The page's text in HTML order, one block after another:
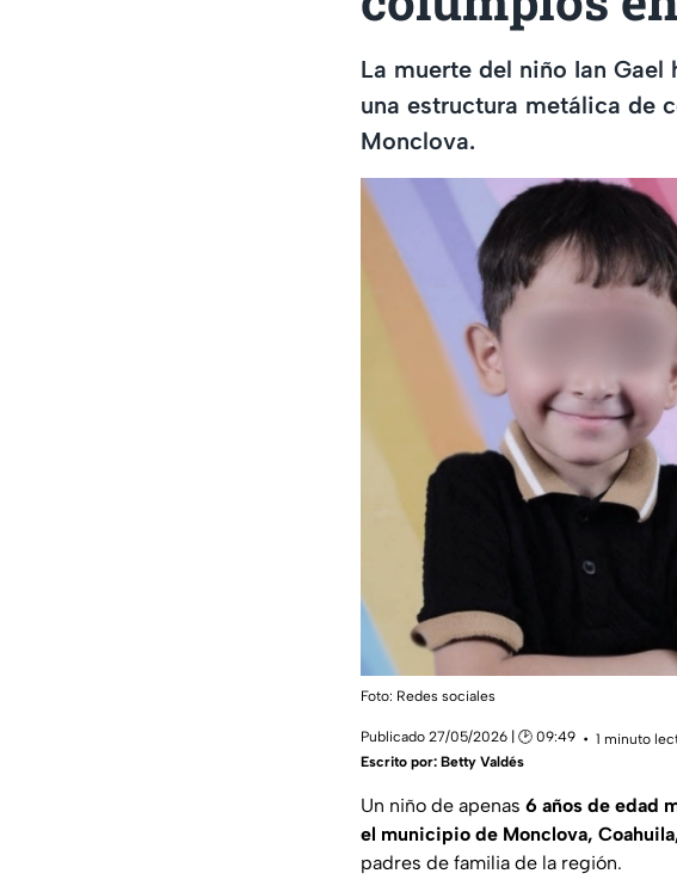
La muerte del niño Ian
una estructura metálica de
Monclova.
Foto: Redes sociales
Publicado 27/05/2026 | 🕑 09:49
1 minuto
Escrito por: Betty Valdés
Un niño de apenas 6 años de edad
el municipio de Monclova,
padres de familia de la región.